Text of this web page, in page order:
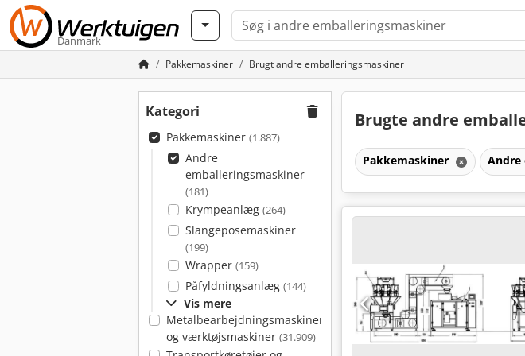
Danmark
Pakkemaskiner Brugt andre emballeringsmaskiner
Kategori
Pakkemaskiner (1.887)
Andre
emballeringsmaskiner
(181)
Krympeanlæg (264)
Slangeposemaskiner
(199)
Wrapper (159)
Påfyldningsanlæg (144)
Vis mere
Metalbearbejdningsmaskiner
og værktøjsmaskiner (31.909)
Brugte andre
Pakkemaskiner Andre